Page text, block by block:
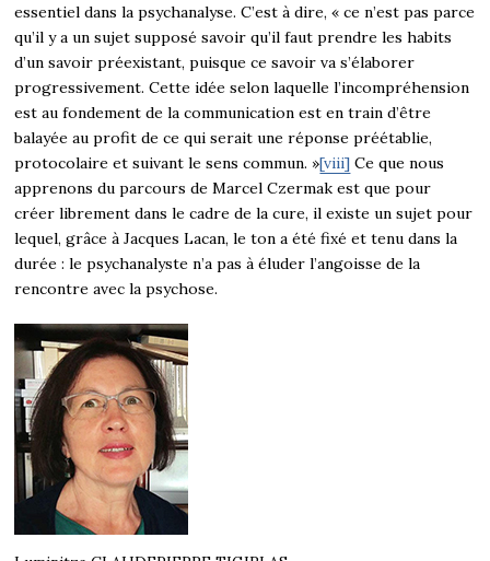
essentiel dans la psychanalyse. C’est à dire, « ce n’est pas parce
qu’il y a un sujet supposé savoir qu’il faut prendre les habits
d’un savoir préexistant, puisque ce savoir va s’élaborer
progressivement. Cette idée selon laquelle l’incompréhension
est au fondement de la communication est en train d’être
balayée au profit de ce qui serait une réponse préétablie,
protocolaire et suivant le sens commun. »[viii] Ce que nous
apprenons du parcours de Marcel Czermak est que pour
créer librement dans le cadre de la cure, il existe un sujet pour
lequel, grâce à Jacques Lacan, le ton a été fixé et tenu dans la
durée : le psychanalyste n’a pas à éluder l’angoisse de la
rencontre avec la psychose.